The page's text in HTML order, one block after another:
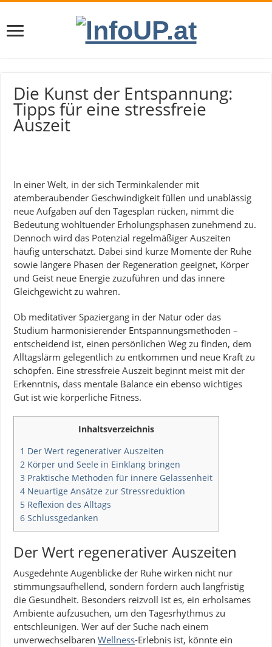
Die Kunst der Entspannung:
Tipps für eine stressfreie
Auszeit
In einer Welt, in der sich Terminkalender mit
atemberaubender Geschwindigkeit füllen und unablässig
neue Aufgaben auf den Tagesplan rücken, nimmt die
Bedeutung wohltuender Erholungsphasen zunehmend zu.
Dennoch wird das Potenzial regelmäßiger Auszeiten
häufig unterschätzt. Dabei sind kurze Momente der Ruhe
sowie längere Phasen der Regeneration geeignet, Körper
und Geist neue Energie zuzuführen und das innere
Gleichgewicht zu wahren.
Ob meditativer Spaziergang in der Natur oder das
Studium harmonisierender Entspannungsmethoden –
entscheidend ist, einen persönlichen Weg zu finden, dem
Alltagslärm gelegentlich zu entkommen und neue Kraft zu
schöpfen. Eine stressfreie Auszeit beginnt meist mit der
Erkenntnis, dass mentale Balance ein ebenso wichtiges
Gut ist wie körperliche Fitness.
Inhaltsverzeichnis
1 Der Wert regenerativer Auszeiten
2 Körper und Seele in Einklang bringen
3 Praktische Methoden für innere Gelassenheit
4 Neuartige Ansätze zur Stressreduktion
5 Reflexion des Alltags
6 Schlussgedanken
Der Wert regenerativer Auszeiten
Ausgedehnte Augenblicke der Ruhe wirken nicht nur
stimmungsaufhellend, sondern fördern auch langfristig
die Gesundheit. Besonders reizvoll ist es, ein erholsames
Ambiente aufzusuchen, um den Tagesrhythmus zu
entschleunigen. Wer auf der Suche nach einem
unverwechselbarenWellness-Erlebnis ist, könnte ein